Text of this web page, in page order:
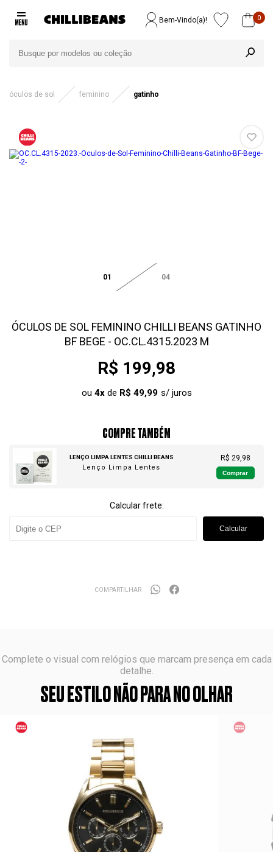
Bem-Vindo(a)! 0
óculos de sol feminino gatinho
01 04
ÓCULOS DE SOL FEMININO CHILLI BEANS GATINHO
BF BEGE - OC.CL.4315.2023 M
R$ 199,98
ou 4xde R$ 49,99
COMPRE TAMBÉM
LENÇO LIMPA LENTES CHILLI BEANS
Lenço Limpa Lentes
R$ 29,98
Comprar
Calcular frete:
Calcular
COMPARTILHAR
Complete o visual com relógios que marcam presença em cada
detalhe.
SEU ESTILO NÃO PARA NO OLHAR